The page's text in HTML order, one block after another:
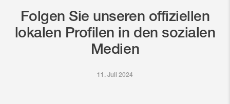
Folgen Sie unseren offiziellen
lokalen Profilen in den sozialen
Medien
11. Juli 2024